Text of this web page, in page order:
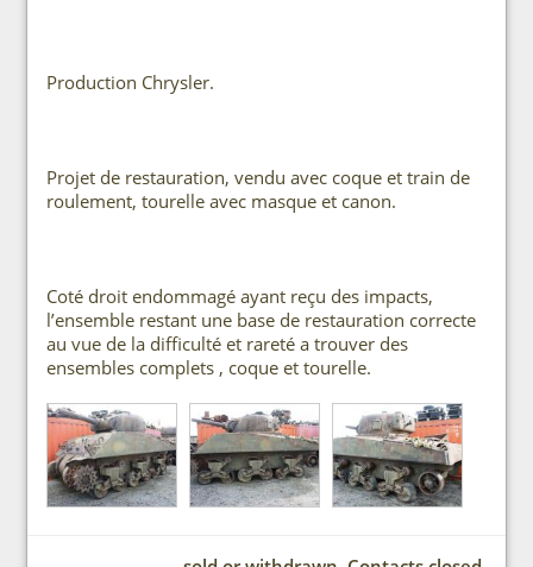
Production Chrysler.
Projet de restauration, vendu avec coque et train de
roulement, tourelle avec masque et canon.
Coté droit endommagé ayant reçu des impacts,
l’ensemble restant une base de restauration correcte
au vue de la difficulté et rareté a trouver des
ensembles complets , coque et tourelle.